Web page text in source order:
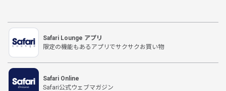
Safari Lounge アプリ
限定の機能もあるアプリでサクサクお買い物
Safari Online
Safari公式ウェブマガジン